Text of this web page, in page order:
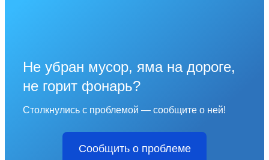
Не убран мусор, яма на дороге,
не горит фонарь?
Столкнулись с проблемой — сообщите о ней!
Сообщить о проблеме